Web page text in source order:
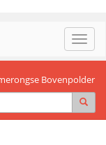
Bovenpolder